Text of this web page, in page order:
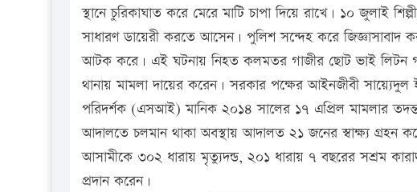
স্থানে চুরিকাঘাত করে মেরে মাটি চাপা দিয়ে রাখে। ১০ জুলাই
সাধারণ ডায়েরী করতে আসেন। পুলিশ সন্দেহ করে জিজ্ঞাসাবাদ
আটক করে। এই ঘটনায় নিহত কলমতর গাজীর ছোট ভাই লিটন
থানায় মামলা দায়ের করেন। সরকার পক্ষের আইনজীবী
পরিদর্শক (এসআই) মানিক ২০১৪ সালের ১৭ এপ্রিল মামলার
আদালতে চলমান থাকা অবস্থায় আদালত ২১ জনের স্বাক্ষ্য গ্রহন
আসামীকে ৩০২ ধারায় মৃত্যুদন্ড, ২০১ ধারায় ৭ বছরের সশ্রম
প্রদান করেন।